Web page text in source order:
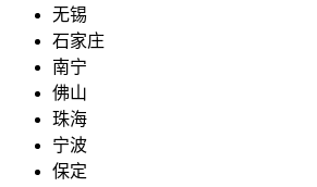
无锡
石家庄
南宁
佛山
珠海
宁波
保定